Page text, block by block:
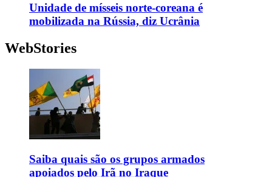
Unidade de mísseis norte-coreana é
mobilizada na Rússia, diz Ucrânia
WebStories
Saiba quais são os grupos armados
apoiados pelo Irã no Iraque